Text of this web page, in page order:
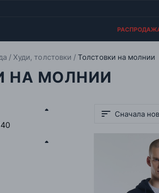
Худи, толстовки Толстовки на молнии
НА МОЛНИИ
Сначала